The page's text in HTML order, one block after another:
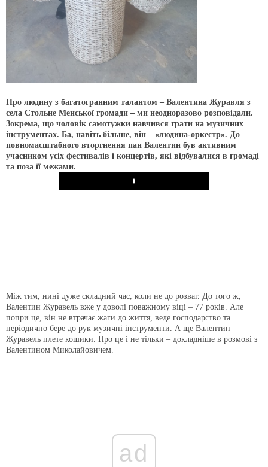
Про людину з багатогранним талантом – Валентина Журавля з
села Стольне Менської громади – ми неодноразово розповідали.
Зокрема, що чоловік самотужки навчився грати на музичних
інструментах. Ба, навіть більше, він – «людина-оркестр». До
повномасштабного вторгнення пан Валентин був активним
учасником усіх фестивалів і концертів, які відбувалися в громаді
та поза її межами.
Play
Між тим, нині дуже складний час, коли не до розваг. До того ж,
Валентин Журавель вже у доволі поважному віці – 77 років. Але
попри це, він не втрачає жаги до життя, веде господарство та
періодично бере до рук музичні інструменти. А ще Валентин
Журавель плете кошики. Про це і не тільки – докладніше в розмові з
Валентином Миколайовичем.
ad